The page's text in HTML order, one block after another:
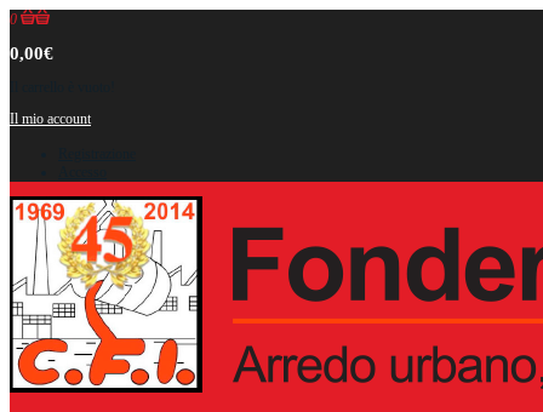
0
0,00€
Il mio account